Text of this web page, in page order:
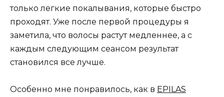
только легкие покалывания, которые быстро
проходят. Уже после первой процедуры я
заметила, что волосы растут медленнее, а с
каждым следующим сеансом результат
становился все лучше.
Особенно мне понравилось, как в EPILAS